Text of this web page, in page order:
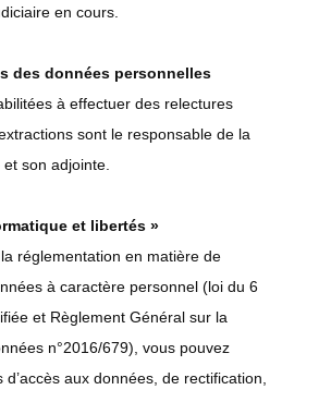
en cours.
des données personnelles
à effectuer des relectures
sont le responsable de la
son adjointe.
et libertés »
réglementation en matière de
à caractère personnel (loi du 6
et Règlement Général sur la
n°2016/679), vous pouvez
aux données, de rectification,